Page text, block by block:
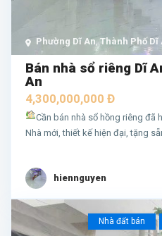
Phường Dĩ An,Thành Phố Dĩ
Bán nhà sổ riêng Dĩ
An
4,300,000,000 Đ
Cần bán nhà sổ hồng riêng đã
Nhà mới, thiết kế hiện đại, tặng
hiennguyen
Nhà đất bán